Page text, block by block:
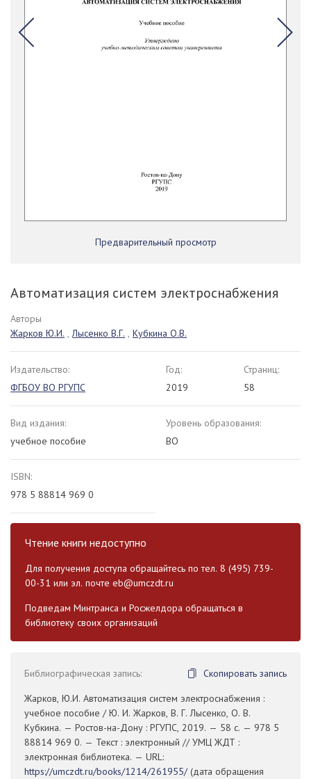
Предварительный просмотр
Автоматизация систем электроснабжения
Авторы
Жарков Ю.И. ,Лысенко В.Г. , Кубкина О.В.
Издательство:
ФГБОУ ВО РГУПС
Год:
2019
Страниц:
58
Вид издания:
учебное пособие
Уровень образования:
ВО
ISBN:
978 5 88814 969 0
Чтение книги недоступно
Для получения доступа обращайтесь по тел. 8 (495) 739-
00-31 или эл. почте eb@umczdt.ru
Подведам Минтранса и Росжелдора обращаться в
библиотеку своих организаций
Библиографическая запись:
Скопировать запись
Жарков, Ю.И. Автоматизация систем электроснабжения :
учебное пособие / Ю. И. Жарков, В. Г. Лысенко, О. В.
Кубкина. — Ростов-на-Дону : РГУПС, 2019. — 58 с. — 978 5
88814 969 0. — Текст : электронный // УМЦ ЖДТ :
электронная библиотека. — URL:
https://umczdt.ru/books/1214/261955/(дата обращения